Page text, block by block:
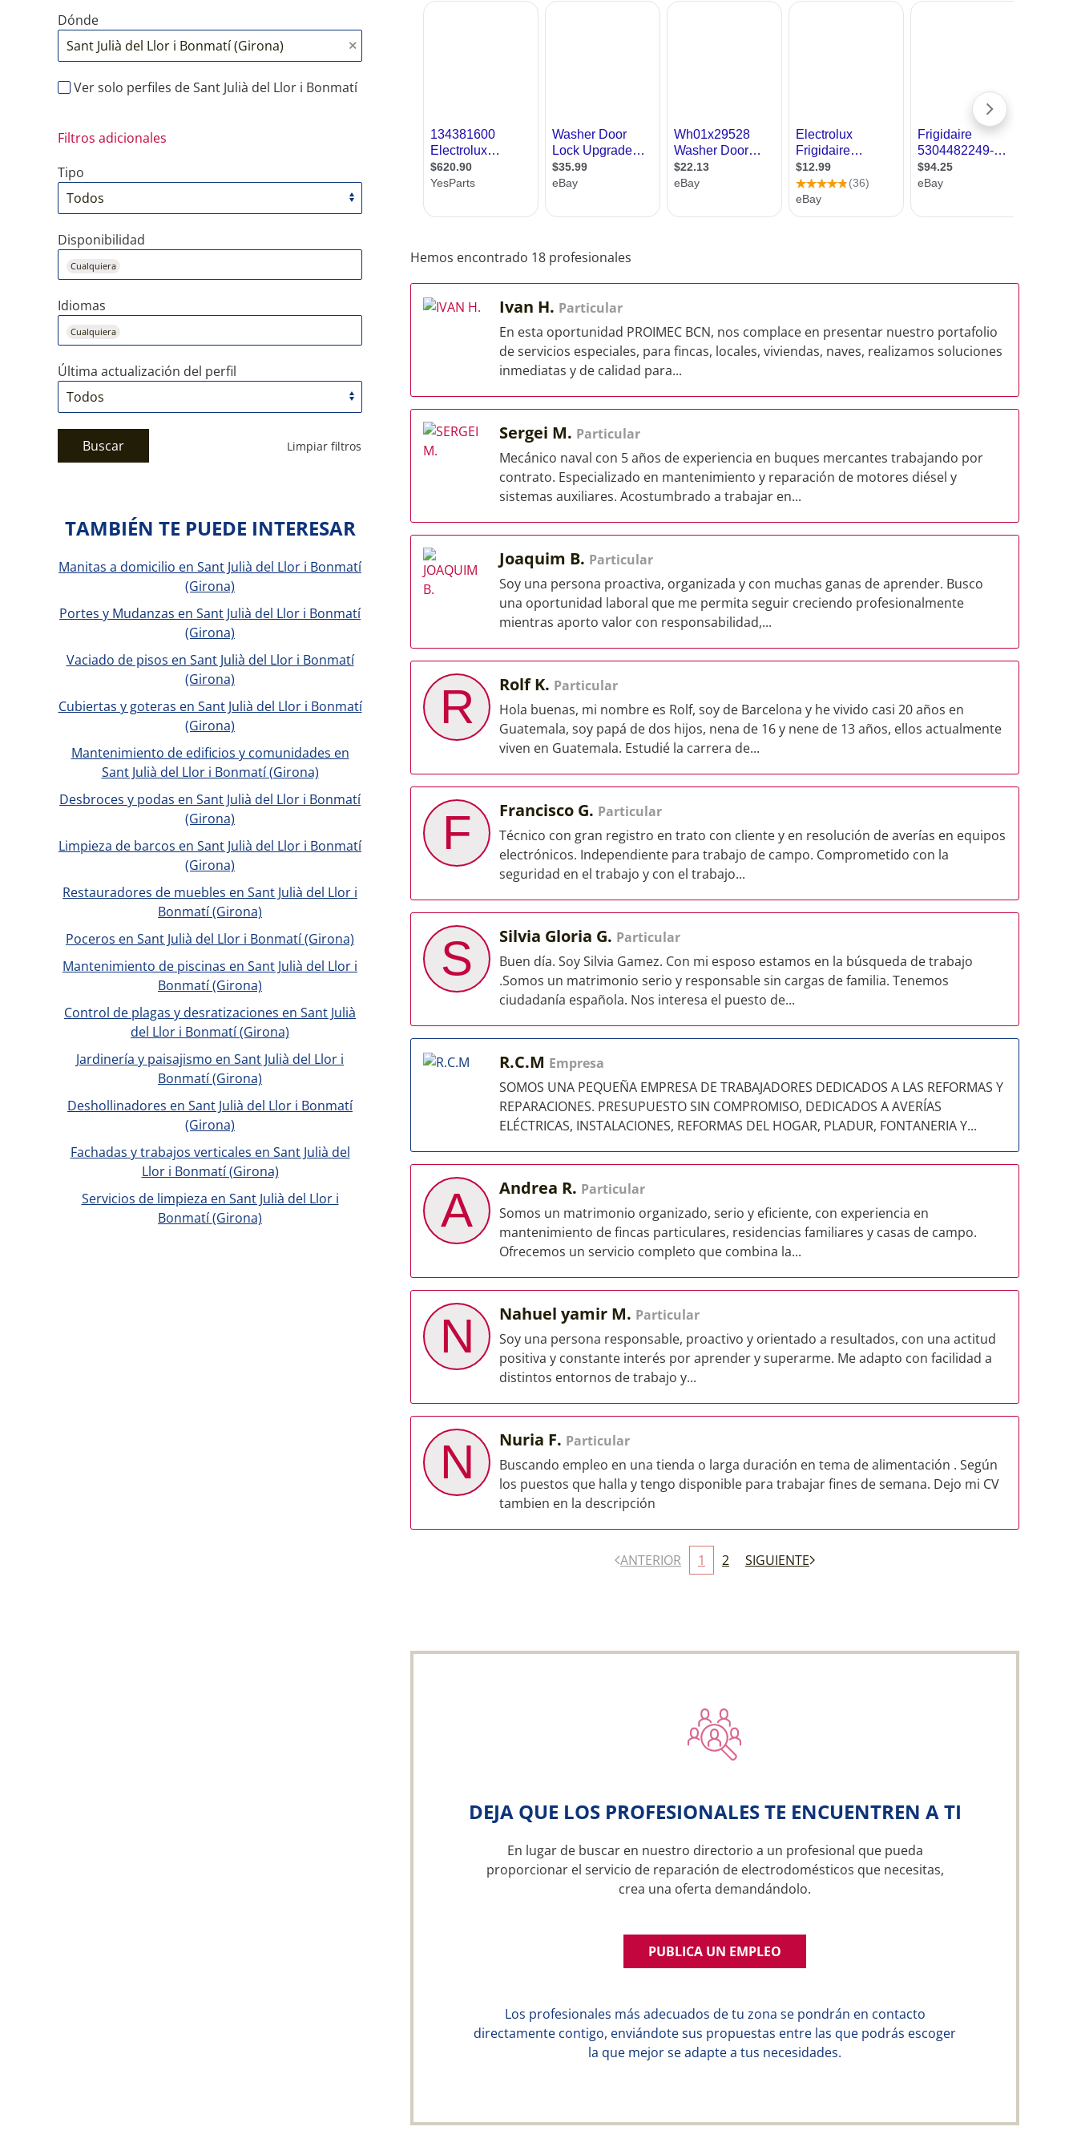
Dónde
Ver solo perfiles de Sant Julià del Llor i Bonmatí
Filtros adicionales
Tipo
Disponibilidad
Cualquiera
Idiomas
Cualquiera
Última actualización del perfil
Buscar Limpiar filtros
Hemos encontrado 18 profesionales
Ivan H. Particular
En esta oportunidad PROIMEC BCN, nos complace en presentar nuestro portafolio
de servicios especiales, para fincas, locales, viviendas, naves, realizamos soluciones
inmediatas y de calidad para...
Sergei M. Particular
Mecánico naval con 5 años de experiencia en buques mercantes trabajando por
contrato. Especializado en mantenimiento y reparación de motores diésel y
sistemas auxiliares. Acostumbrado a trabajar en...
Joaquim B. Particular
Soy una persona proactiva, organizada y con muchas ganas de aprender. Busco
una oportunidad laboral que me permita seguir creciendo profesionalmente
mientras aporto valor con responsabilidad,...
R Rolf K. Particular
Hola buenas, mi nombre es Rolf, soy de Barcelona y he vivido casi 20 años en
Guatemala, soy papá de dos hijos, nena de 16 y nene de 13 años, ellos actualmente
viven en Guatemala. Estudié la carrera de...
F Francisco G. Particular
Técnico con gran registro en trato con cliente y en resolución de averías en equipos
electrónicos. Independiente para trabajo de campo. Comprometido con la
seguridad en el trabajo y con el trabajo...
S Silvia Gloria G. Particular
Buen día. Soy Silvia Gamez. Con mi esposo estamos en la búsqueda de trabajo
.Somos un matrimonio serio y responsable sin cargas de familia. Tenemos
ciudadanía española. Nos interesa el puesto de...
R.C.M Empresa
SOMOS UNA PEQUEÑA EMPRESA DE TRABAJADORES DEDICADOS A LAS REFORMAS Y
REPARACIONES. PRESUPUESTO SIN COMPROMISO, DEDICADOS A AVERÍAS
ELÉCTRICAS, INSTALACIONES, REFORMAS DEL HOGAR, PLADUR, FONTANERIA Y...
A Andrea R. Particular
Somos un matrimonio organizado, serio y eficiente, con experiencia en
mantenimiento de fincas particulares, residencias familiares y casas de campo.
Ofrecemos un servicio completo que combina la...
N Nahuel yamir M. Particular
Soy una persona responsable, proactivo y orientado a resultados, con una actitud
positiva y constante interés por aprender y superarme. Me adapto con facilidad a
distintos entornos de trabajo y...
N Nuria F. Particular
Buscando empleo en una tienda o larga duración en tema de alimentación . Según
los puestos que halla y tengo disponible para trabajar fines de semana. Dejo mi CV
tambien en la descripción
ANTERIOR 1 2 SIGUIENTE
DEJA QUE LOS PROFESIONALES TE ENCUENTREN A TI
En lugar de buscar en nuestro directorio a un profesional que pueda
proporcionar el servicio de reparación de electrodomésticos que necesitas,
crea una oferta demandándolo.
PUBLICA UN EMPLEO
Los profesionales más adecuados de tu zona se pondrán en contacto
directamente contigo, enviándote sus propuestas entre las que podrás escoger
la que mejor se adapte a tus necesidades.
TAMBIÉN TE PUEDE INTERESAR
Manitas a domicilio en Sant Julià del Llor i Bonmatí
(Girona)
Portes y Mudanzas en Sant Julià del Llor i Bonmatí
(Girona)
Vaciado de pisos en Sant Julià del Llor i Bonmatí
(Girona)
Cubiertas y goteras en Sant Julià del Llor i Bonmatí
(Girona)
Mantenimiento de edificios y comunidades en
Sant Julià del Llor i Bonmatí (Girona)
Desbroces y podas en Sant Julià del Llor i Bonmatí
(Girona)
Limpieza de barcos en Sant Julià del Llor i Bonmatí
(Girona)
Restauradores de muebles en Sant Julià del Llor i
Bonmatí (Girona)
Poceros en Sant Julià del Llor i Bonmatí (Girona)
Mantenimiento de piscinas en Sant Julià del Llor i
Bonmatí (Girona)
Control de plagas y desratizaciones en Sant Julià
del Llor i Bonmatí (Girona)
Jardinería y paisajismo en Sant Julià del Llor i
Bonmatí (Girona)
Deshollinadores en Sant Julià del Llor i Bonmatí
(Girona)
Fachadas y trabajos verticales en Sant Julià del
Llor i Bonmatí (Girona)
Servicios de limpieza en Sant Julià del Llor i
Bonmatí (Girona)